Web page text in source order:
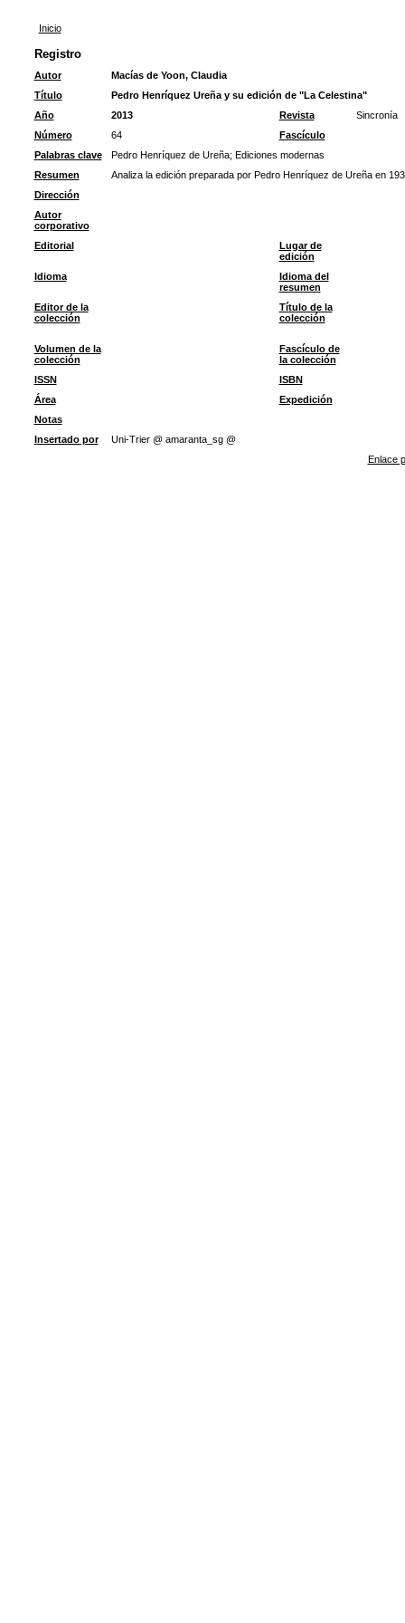
Inicio
Registro
Autor
Macías de Yoon, Claudia
Título
Pedro Henríquez Ureña y su edición de "La Celestina"
Año
2013 Revista
Sincronía
Número
64
Fascículo
Palabras clave
Pedro Henríquez de Ureña; Ediciones modernas
Resumen
Analiza la edición preparada por Pedro Henríquez de Ureña en
Dirección
Autor
corporativo
Editorial
Lugar de
edición
Idioma
Idioma del
resumen
Editor de la
colección
Título de la
colección
Volumen de la
colección
Fascículo de
la colección
ISSN
ISBN
Área
Expedición
Notas
Insertado por
Uni-Trier @ amaranta_sg @
Enlace